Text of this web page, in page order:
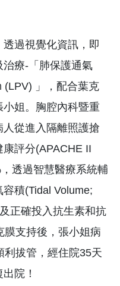
過視覺化資訊，即
療-「肺保護通氣
(LPV) 」，配合葉克
姐。胸腔內科暨重
從進入隔離照護搶
評分(APACHE II
透過智慧醫療系統輔
積(Tidal Volume;
正確投入抗生素和抗
膜支持後，張小姐病
利拔管，經住院35天
院！